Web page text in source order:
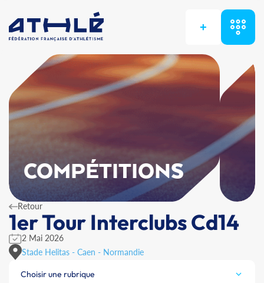
+
COMPÉTITIONS
Retour
1er Tour Interclubs Cd14
2 Mai 2026
Stade Helitas - Caen - Normandie
Choisir une rubrique